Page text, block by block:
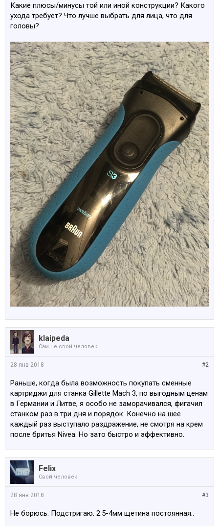
Какие плюсы/минусы той или иной конструкции? Какого
ухода требует? Что лучше выбрать для лица, что для
головы?
klaipeda
Сам не свой человек
#2
28 янв 2018
Раньше, когда была возможность покупать сменные
картриджи для станка Gillette Mach 3, по выгодным ценам
в Германии и Литве, я особо не заморачивался, фигачил
станком раз в три дня и порядок. Конечно на шее
каждый раз выступало раздражение, не смотря на крем
после бритья Nivea. Но зато быстро и эффективно.
Felix
Свой человек
#3
28 янв 2018
Не борюсь. Подстригаю. 2.5-4мм щетина постоянная..